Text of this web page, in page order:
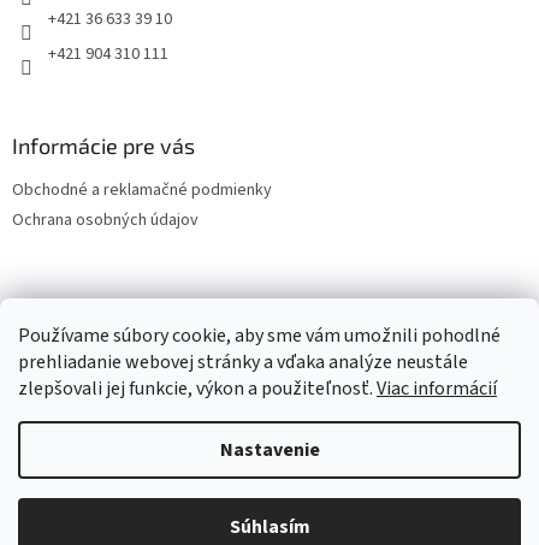
Používame súbory cookie, aby sme vám umožnili pohodlné
prehliadanie webovej stránky a vďaka analýze neustále
zlepšovali jej funkcie, výkon a použiteľnosť.Viac informácií
Nastavenie
Súhlasím
+421 36 633 39 10
+421 904 310 111
Informácie pre vás
Obchodné a reklamačné podmienky
Ochrana osobných údajov
Copyright 2026LESPOL - SERVIS, s.r.o.. Všetky práva vyhradené.
Upraviť nastavenie cookies